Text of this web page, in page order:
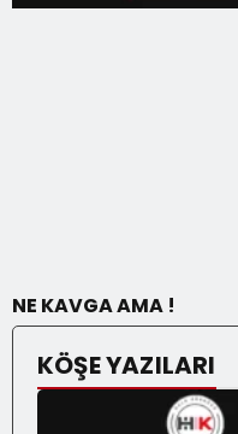
NE KAVGA AMA !
KÖŞE YAZILARI